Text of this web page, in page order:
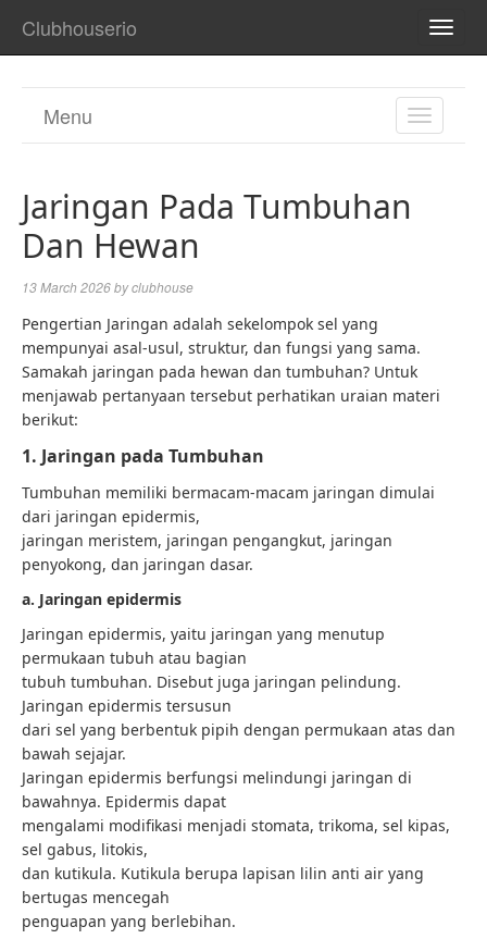
Clubhouserio
TOGGLE
Menu
Jaringan Pada Tumbuhan
Dan Hewan
13 March 2026byclubhouse
Pengertian Jaringan adalah sekelompok sel yang
mempunyai asal-usul, struktur, dan fungsi yang sama.
Samakah jaringan pada hewan dan tumbuhan? Untuk
menjawab pertanyaan tersebut perhatikan uraian materi
berikut:
1. Jaringan pada Tumbuhan
Tumbuhan memiliki bermacam-macam jaringan dimulai
dari jaringan epidermis,
jaringan meristem, jaringan pengangkut, jaringan
penyokong, dan jaringan dasar.
a. Jaringan epidermis
Jaringan epidermis, yaitu jaringan yang menutup
permukaan tubuh atau bagian
tubuh tumbuhan. Disebut juga jaringan pelindung.
Jaringan epidermis tersusun
dari sel yang berbentuk pipih dengan permukaan atas dan
bawah sejajar.
Jaringan epidermis berfungsi melindungi jaringan di
bawahnya. Epidermis dapat
mengalami modifikasi menjadi stomata, trikoma, sel kipas,
sel gabus, litokis,
dan kutikula. Kutikula berupa lapisan lilin anti air yang
bertugas mencegah
penguapan yang berlebihan.